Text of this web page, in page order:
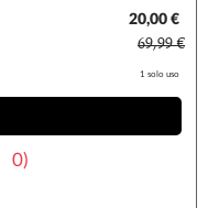
20,00 €
69,99 €
1 solo uso
0)